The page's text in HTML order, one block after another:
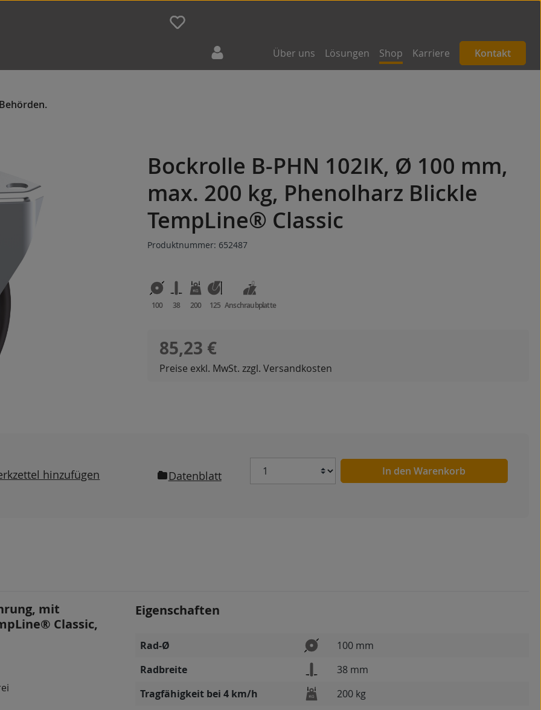
Über uns Lösungen Shop Karriere Kontakt
Bockrolle B-PHN 102IK, Ø 100 mm,
max. 200 kg, Phenolharz Blickle
TempLine® Classic
Produktnummer: 652487
100 38 200 125 Anschraubplatte
Regulärer Preis:
85,23 €
Preise exkl. MwSt. zzgl. Versandkosten
hinzufügen Datenblatt
Anzahl In den Warenkorb
mit
Classic,
Eigenschaften
Rad-Ø
100 mm
Radbreite
38 mm
Tragfähigkeit bei 4 km/h
200 kg